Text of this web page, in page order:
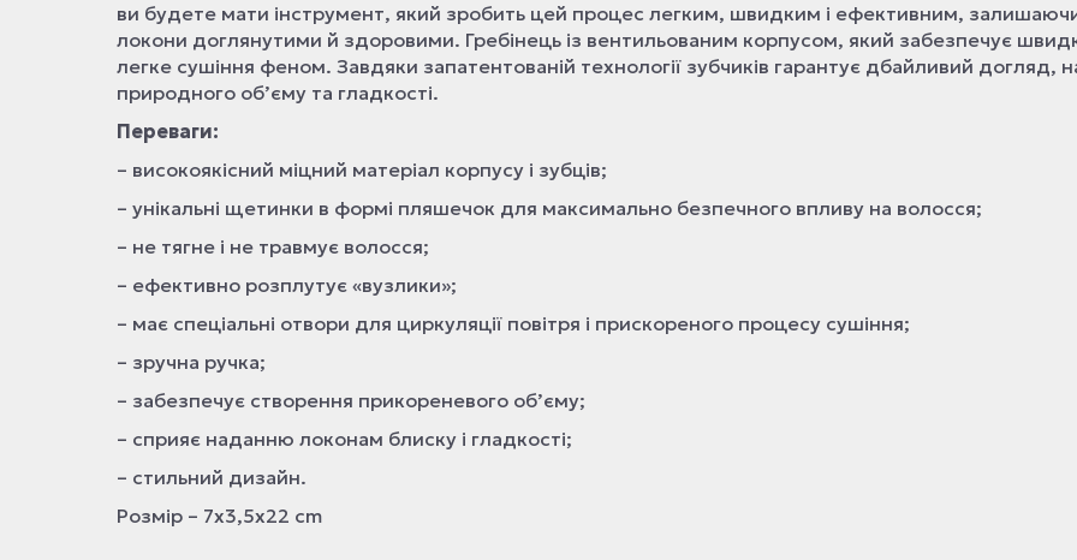
ви будете мати інструмент, який зробить цей процес легким, швидким і ефективним,
локони доглянутими й здоровими. Гребінець із вентильованим корпусом, який забезпечує
легке сушіння феном. Завдяки запатентованій технології зубчиків гарантує дбайливий догляд,
природного об’єму та гладкості.
Переваги:
– високоякісний міцний матеріал корпусу і зубців;
– унікальні щетинки в формі пляшечок для максимально безпечного впливу на волосся;
– не тягне і не травмує волосся;
– ефективно розплутує «вузлики»;
– має спеціальні отвори для циркуляції повітря і прискореного процесу сушіння;
– зручна ручка;
– забезпечує створення прикореневого об’єму;
– сприяє наданню локонам блиску і гладкості;
– стильний дизайн.
Розмір – 7х3,5х22 cm